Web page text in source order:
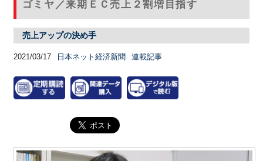
ゴミヤ／来期ＥＣ売上２割増目指す
売上アップの決め手
2021/03/17 日本ネット経済新聞 連載記事